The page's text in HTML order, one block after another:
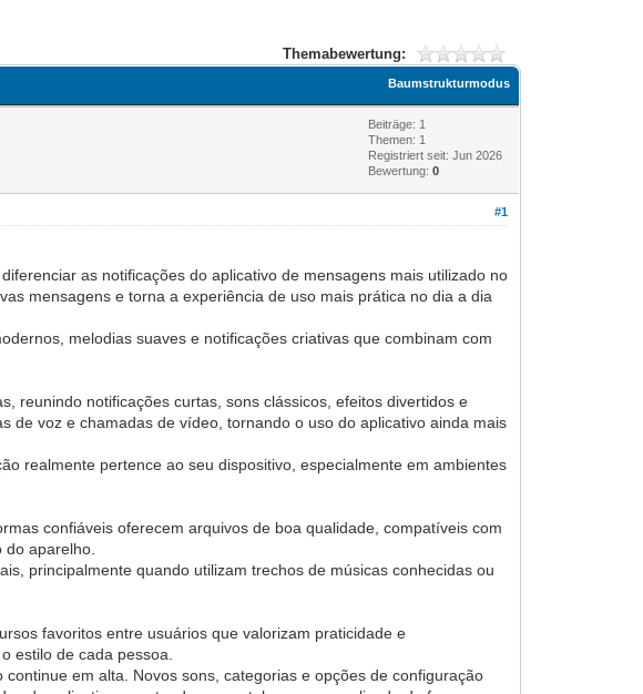
Themabewertung:
Baumstrukturmodus
Beiträge: 1
Themen: 1
Registriert seit: Jun 2026
Bewertung:0
#1
as notificações do aplicativo de mensagens mais utilizado no
mensagens e torna a experiência de uso mais prática no dia a dia
melodias suaves e notificações criativas que combinam com
reunindo notificações curtas, sons clássicos, efeitos divertidos e
de voz e chamadas de vídeo, tornando o uso do aplicativo ainda mais
realmente pertence ao seu dispositivo, especialmente em ambientes
confiáveis oferecem arquivos de boa qualidade, compatíveis com
aparelho.
principalmente quando utilizam trechos de músicas conhecidas ou
favoritos entre usuários que valorizam praticidade e
estilo de cada pessoa.
em alta. Novos sons, categorias e opções de configuração